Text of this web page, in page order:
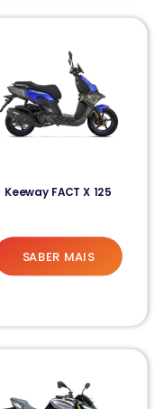
Keeway FACT X 125
SABER MAIS